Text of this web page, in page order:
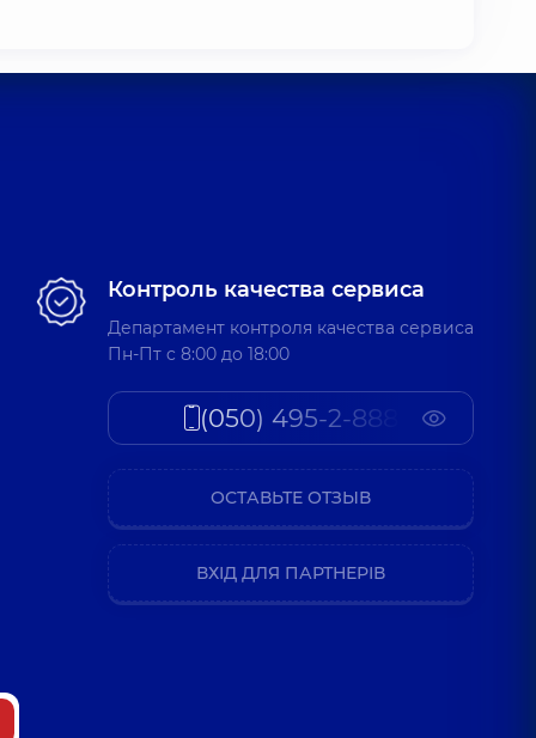
Контроль качества сервиса
Департамент контроля качества сервиса
Пн-Пт c 8:00 до 18:00
(050) 495-2-888
ОСТАВЬТЕ ОТЗЫВ
ВХІД ДЛЯ ПАРТНЕРІВ